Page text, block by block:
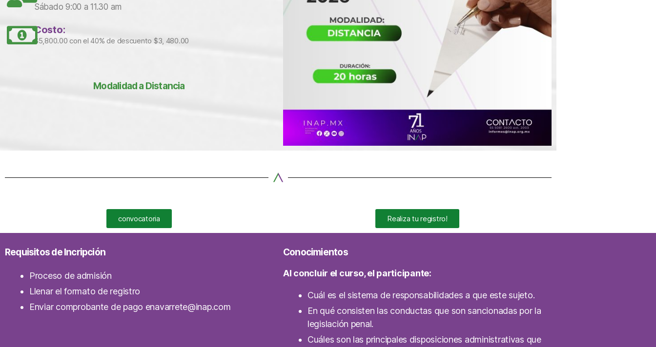
Sábado 9:00 a 11.30 am
Costo:
$5,800.00 con el 40% de descuento $3, 480.00
Modalidad a Distancia
convocatoria Realiza tu registro!
Requisitos de Incripción
Proceso de admisión
Llenar el formato de registro
Enviar comprobante de pago enavarrete@inap.com
Conocimientos
Al concluir el curso, el participante:
Cuál es el sistema de responsabilidades a que este sujeto.
En qué consisten las conductas que son sancionadas por la
legislación penal.
Cuáles son las principales disposiciones administrativas que